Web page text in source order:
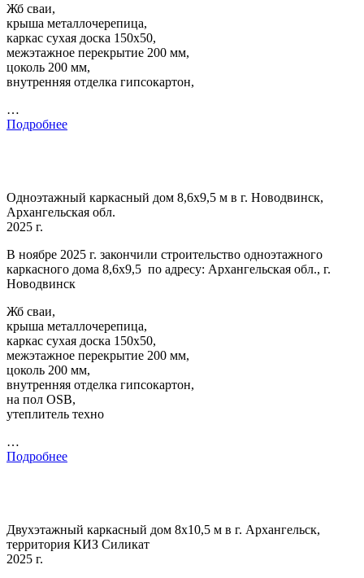
Жб сваи,
крыша металлочерепица,
каркас сухая доска 150х50,
межэтажное перекрытие 200 мм,
цоколь 200 мм,
внутренняя отделка гипсокартон,
…
Подробнее
Одноэтажный каркасный дом 8,6х9,5 м в г. Новодвинск,
Архангельская обл.
2025 г.
В ноябре 2025 г. закончили строительство одноэтажного
каркасного дома 8,6х9,5 по адресу: Архангельская обл., г.
Новодвинск
Жб сваи,
крыша металлочерепица,
каркас сухая доска 150х50,
межэтажное перекрытие 200 мм,
цоколь 200 мм,
внутренняя отделка гипсокартон,
на пол OSB,
утеплитель техно
…
Подробнее
Двухэтажный каркасный дом 8х10,5 м в г. Архангельск,
территория КИЗ Силикат
2025 г.